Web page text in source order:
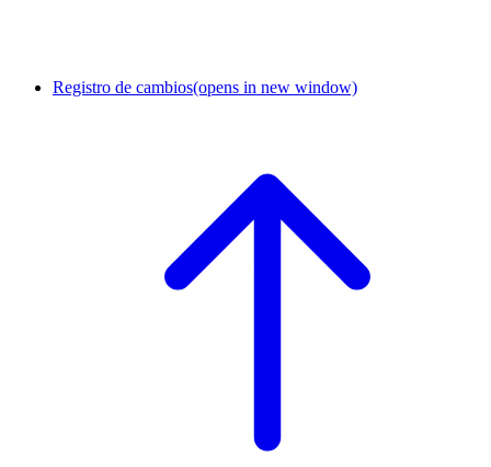
Registro de cambios(opens in new window)